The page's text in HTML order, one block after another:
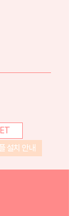
설치 안내